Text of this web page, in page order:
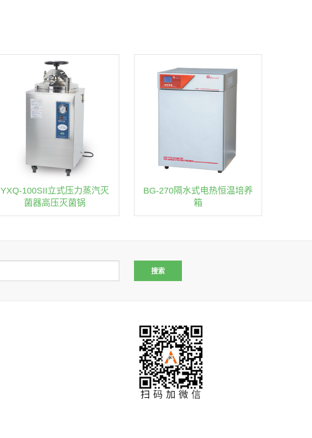
YXQ-100SII立式压力蒸汽灭
菌器高压灭菌锅
BG-270隔水式电热恒温培养
箱